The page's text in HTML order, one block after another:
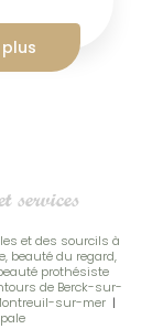
services
et des sourcils à
beauté du regard,
prothésiste
de Berck-sur-
sur-mer |